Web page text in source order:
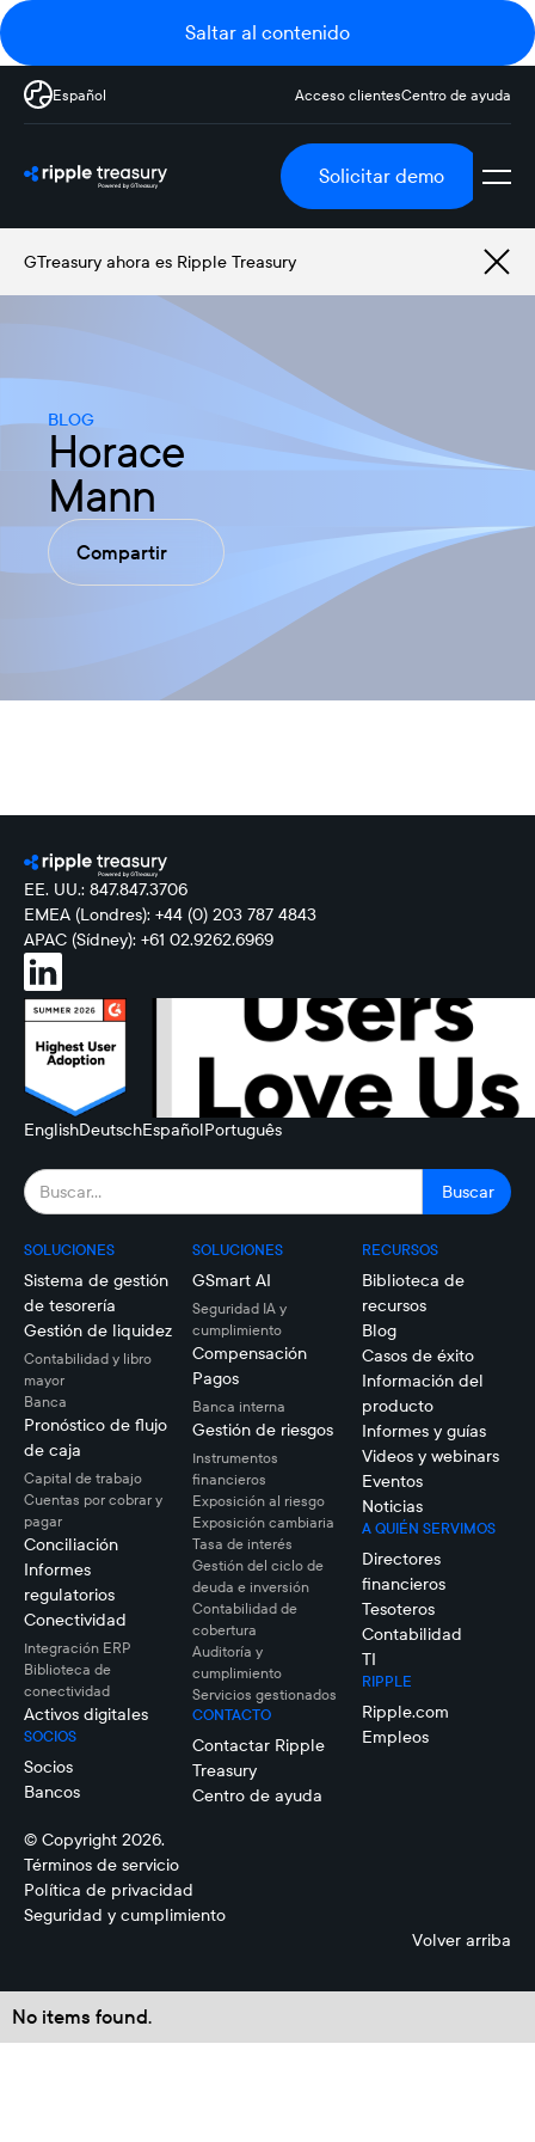
Saltar al contenido
Español Acceso clientesCentro de ayuda
Solicitar demo
GTreasury ahora es Ripple Treasury
BLOG
Horace
Mann
Compartir
EE. UU.: 847.847.3706
EMEA (Londres): +44 (0) 203 787 4843
APAC (Sídney): +61 02.9262.6969
EnglishDeutschEspañolPortuguês
SOLUCIONES
Sistema de gestión
de tesorería
Gestión de liquidez
Contabilidad y libro
mayor
Banca
Pronóstico de flujo
de caja
Capital de trabajo
Cuentas por cobrar y
pagar
Conciliación
Informes
regulatorios
Conectividad
Integración ERP
Biblioteca de
conectividad
Activos digitales
SOCIOS
Socios
Bancos
SOLUCIONES
GSmart AI
Seguridad IA y
cumplimiento
Compensación
Pagos
Banca interna
Gestión de riesgos
Instrumentos
financieros
Exposición al riesgo
Exposición cambiaria
Tasa de interés
Gestión del ciclo de
deuda e inversión
Contabilidad de
cobertura
Auditoría y
cumplimiento
Servicios gestionados
CONTACTO
Contactar Ripple
Treasury
Centro de ayuda
RECURSOS
Biblioteca de
recursos
Blog
Casos de éxito
Información del
producto
Informes y guías
Videos y webinars
Eventos
Noticias
A QUIÉN SERVIMOS
Directores
financieros
Tesoteros
Contabilidad
TI
RIPPLE
Ripple.com
Empleos
© Copyright 2026.
Términos de servicio
Política de privacidad
Seguridad y cumplimiento
Volver arriba
No items found.